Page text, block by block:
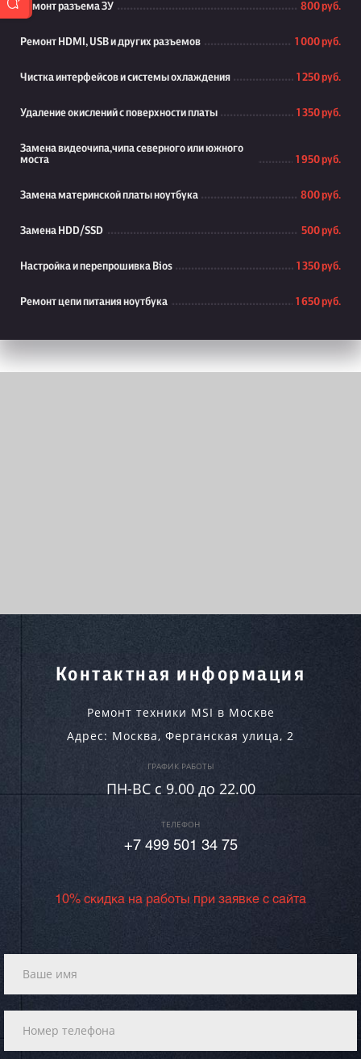
Ремонт разъема ЗУ 800 руб.
Ремонт HDMI, USB и других разъемов 1 000 руб.
Чистка интерфейсов и системы охлаждения 1 250 руб.
Удаление окислений с поверхности платы 1 350 руб.
Замена видеочипа,чипа северного или южного
моста
1 950 руб.
Замена материнской платы ноутбука 800 руб.
Замена HDD/SSD 500 руб.
Настройка и перепрошивка Bios 1 350 руб.
Ремонт цепи питания ноутбука 1 650 руб.
Контактная информация
Ремонт техники MSI в Москве
Адрес: Москва, Ферганская улица, 2
ГРАФИК РАБОТЫ
ПН-ВC c 9.00 до 22.00
ТЕЛЕФОН
+7 499 501 34 75
10% скидка на работы при заявке с сайта